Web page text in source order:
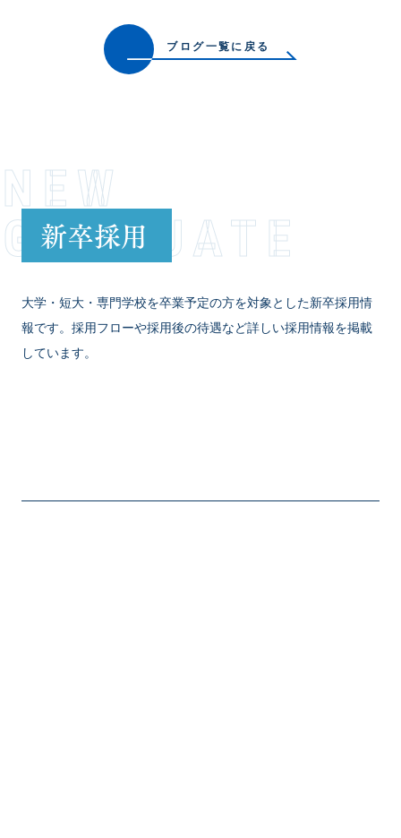
ブログ一覧に戻る
NEW
GRADUATE
新卒採用
大学・短大・専門学校を卒業予定の方を対象とした新卒採用情
報です。採用フローや採用後の待遇など詳しい採用情報を掲載
しています。